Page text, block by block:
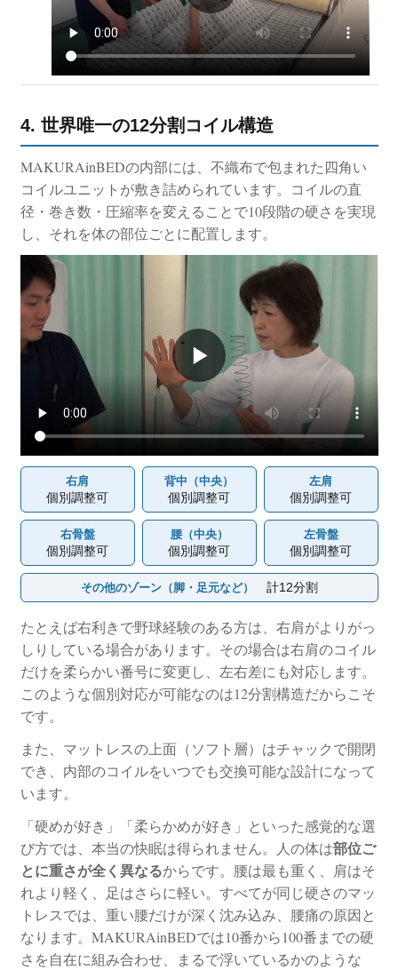
4. 世界唯一の12分割コイル構造
MAKURAinBEDの内部には、不織布で包まれた四角い
コイルユニットが敷き詰められています。コイルの直
径・巻き数・圧縮率を変えることで10段階の硬さを実現
し、それを体の部位ごとに配置します。
▶
右肩
個別調整可
背中（中央）
個別調整可
左肩
個別調整可
右骨盤
個別調整可
腰（中央）
個別調整可
左骨盤
個別調整可
その他のゾーン（脚・足元など） 計12分割
たとえば右利きで野球経験のある方は、右肩がよりがっ
しりしている場合があります。その場合は右肩のコイル
だけを柔らかい番号に変更し、左右差にも対応します。
このような個別対応が可能なのは12分割構造だからこそ
です。
また、マットレスの上面（ソフト層）はチャックで開閉
でき、内部のコイルをいつでも交換可能な設計になって
います。
「硬めが好き」「柔らかめが好き」といった感覚的な選
び方では、本当の快眠は得られません。人の体は部位ご
とに重さが全く異なるからです。腰は最も重く、肩はそ
れより軽く、足はさらに軽い。すべてが同じ硬さのマッ
トレスでは、重い腰だけが深く沈み込み、腰痛の原因と
なります。MAKURAinBEDでは10番から100番までの硬
さを自在に組み合わせ、まるで浮いているかのような